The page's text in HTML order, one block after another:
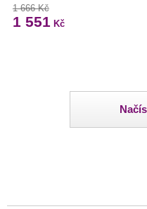
1 666 Kč
1 551 Kč